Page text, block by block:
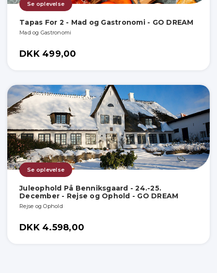
Se oplevelse
Tapas For 2 - Mad og Gastronomi - GO DREAM
Mad og Gastronomi
DKK 499,00
Se oplevelse
Juleophold På Benniksgaard - 24.-25.
December - Rejse og Ophold - GO DREAM
Rejse og Ophold
DKK 4.598,00